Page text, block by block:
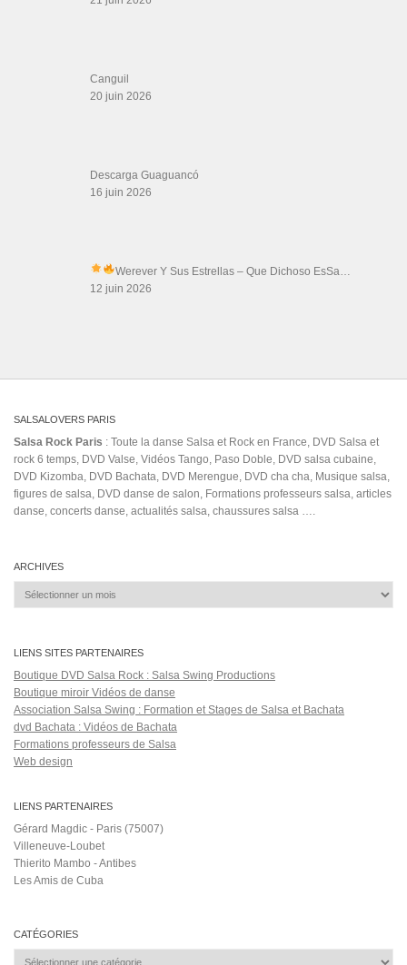
Canguil
20 juin 2026
Descarga Guaguancó
16 juin 2026
Werever Y Sus Estrellas – Que Dichoso EsSa…
12 juin 2026
SALSALOVERS PARIS
Salsa Rock Paris : Toute la danse Salsa et Rock en France, DVD Salsa et
rock 6 temps, DVD Valse, Vidéos Tango, Paso Doble, DVD salsa cubaine,
DVD Kizomba, DVD Bachata, DVD Merengue, DVD cha cha, Musique salsa,
figures de salsa, DVD danse de salon, Formations professeurs salsa, articles
danse, concerts danse, actualités salsa, chaussures salsa ….
ARCHIVES
Archives
LIENS SITES PARTENAIRES
Boutique DVD Salsa Rock : Salsa Swing Productions
Boutique miroir Vidéos de danse
Association Salsa Swing : Formation et Stages de Salsa et Bachata
dvd Bachata : Vidéos de Bachata
Formations professeurs de Salsa
Web design
LIENS PARTENAIRES
Gérard Magdic - Paris (75007)
Villeneuve-Loubet
Thierito Mambo - Antibes
Les Amis de Cuba
CATÉGORIES
Catégories